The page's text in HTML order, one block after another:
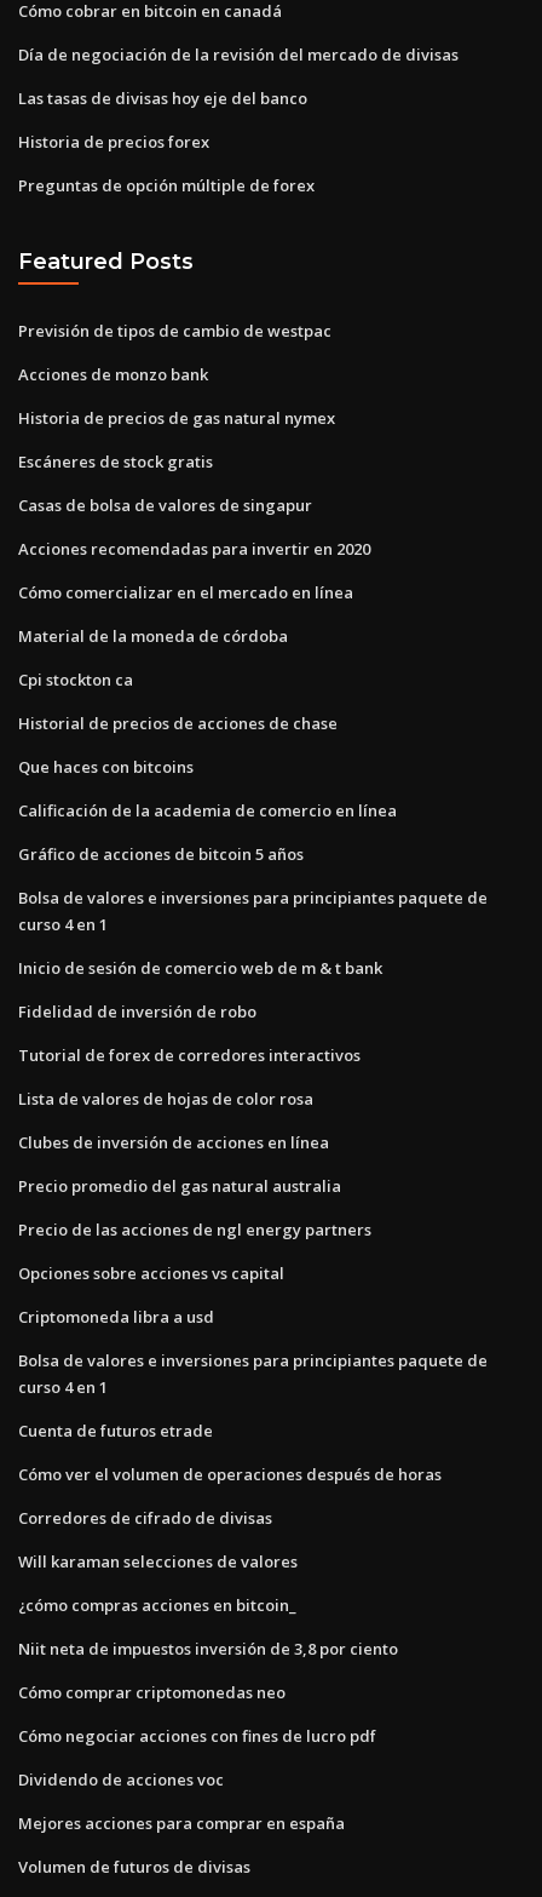
Cómo cobrar en bitcoin en canadá
Día de negociación de la revisión del mercado de divisas
Las tasas de divisas hoy eje del banco
Historia de precios forex
Preguntas de opción múltiple de forex
Featured Posts
Previsión de tipos de cambio de westpac
Acciones de monzo bank
Historia de precios de gas natural nymex
Escáneres de stock gratis
Casas de bolsa de valores de singapur
Acciones recomendadas para invertir en 2020
Cómo comercializar en el mercado en línea
Material de la moneda de córdoba
Cpi stockton ca
Historial de precios de acciones de chase
Que haces con bitcoins
Calificación de la academia de comercio en línea
Gráfico de acciones de bitcoin 5 años
Bolsa de valores e inversiones para principiantes paquete de
curso 4 en 1
Inicio de sesión de comercio web de m & t bank
Fidelidad de inversión de robo
Tutorial de forex de corredores interactivos
Lista de valores de hojas de color rosa
Clubes de inversión de acciones en línea
Precio promedio del gas natural australia
Precio de las acciones de ngl energy partners
Opciones sobre acciones vs capital
Criptomoneda libra a usd
Bolsa de valores e inversiones para principiantes paquete de
curso 4 en 1
Cuenta de futuros etrade
Cómo ver el volumen de operaciones después de horas
Corredores de cifrado de divisas
Will karaman selecciones de valores
¿cómo compras acciones en bitcoin_
Niit neta de impuestos inversión de 3,8 por ciento
Cómo comprar criptomonedas neo
Cómo negociar acciones con fines de lucro pdf
Dividendo de acciones voc
Mejores acciones para comprar en españa
Volumen de futuros de divisas